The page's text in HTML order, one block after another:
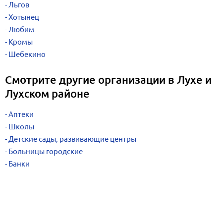
Льгов
Хотынец
Любим
Кромы
Шебекино
Смотрите другие организации в Лухе и
Лухском районе
Аптеки
Школы
Детские сады, развивающие центры
Больницы городские
Банки